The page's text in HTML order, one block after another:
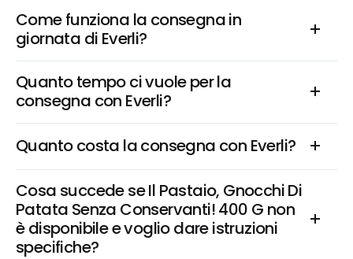
Come funziona la consegna in
giornata di Everli?
Quanto tempo ci vuole per la
consegna con Everli?
Quanto costa la consegna con Everli?
Cosa succede se Il Pastaio, Gnocchi Di
Patata Senza Conservanti! 400 G non
è disponibile e voglio dare istruzioni
specifiche?